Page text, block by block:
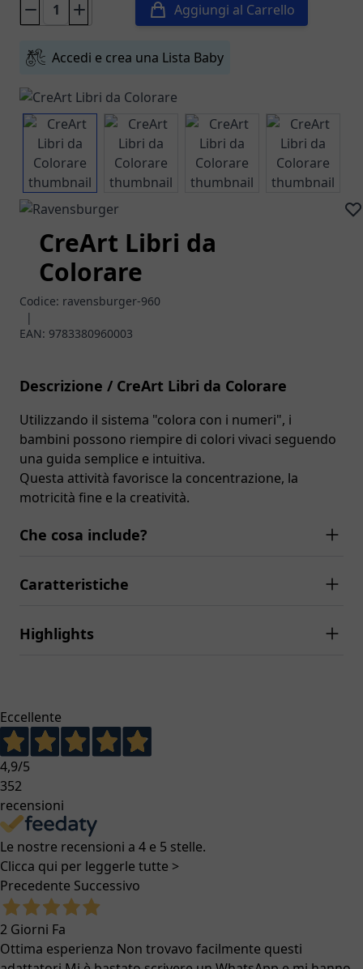
View larger imageView larger imageView larger image
View
CreArt Libri da
Colorare
Codice: ravensburger-960
|
EAN: 9783380960003
Aggiungi al Carrello
Accedi e crea una Lista Baby
Descrizione / CreArt Libri da Colorare
Utilizzando il sistema "colora con i numeri", i
bambini possono riempire di colori vivaci seguendo
una guida semplice e intuitiva.
Questa attività favorisce la concentrazione, la
motricità fine e la creatività.
Che cosa include?
Caratteristiche
Highlights
Eccellente
4,9/5
352
recensioni
Le nostre recensioni a 4 e 5 stelle.
Clicca qui per leggerle tutte >
Precedente Successivo
2 Giorni Fa
Ottima esperienza Non trovavo facilmente questi